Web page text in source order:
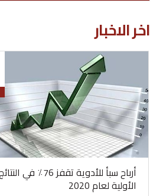
اخر الاخبار
أرباح سبأ للأدوية تقفز 76٪ في
الأولية لعام 2020